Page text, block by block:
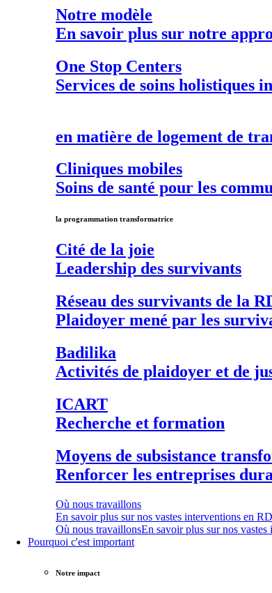
Notre modèle
En savoir plus sur notre
One Stop Centers
Services de soins holistiques
en matière de logement de
Cliniques mobiles
Soins de santé pour les
la programmation transformatrice
Cité de la joie
Leadership des survivants
Réseau des survivants de la
Plaidoyer mené par les
Badilika
Activités de plaidoyer et de
ICART
Recherche et formation
Moyens de subsistance
Renforcer les entreprises
Où nous travaillons
En savoir plus sur nos vastes interventions en
Où nous travaillonsEn savoir plus sur nos
Pourquoi c'est important
Notre impact